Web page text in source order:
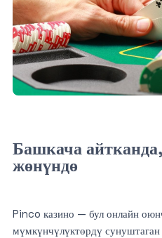
Башкача
жөнүндө
Pinco казино — бул онлайн
мүмкүнчүлүктөрдү